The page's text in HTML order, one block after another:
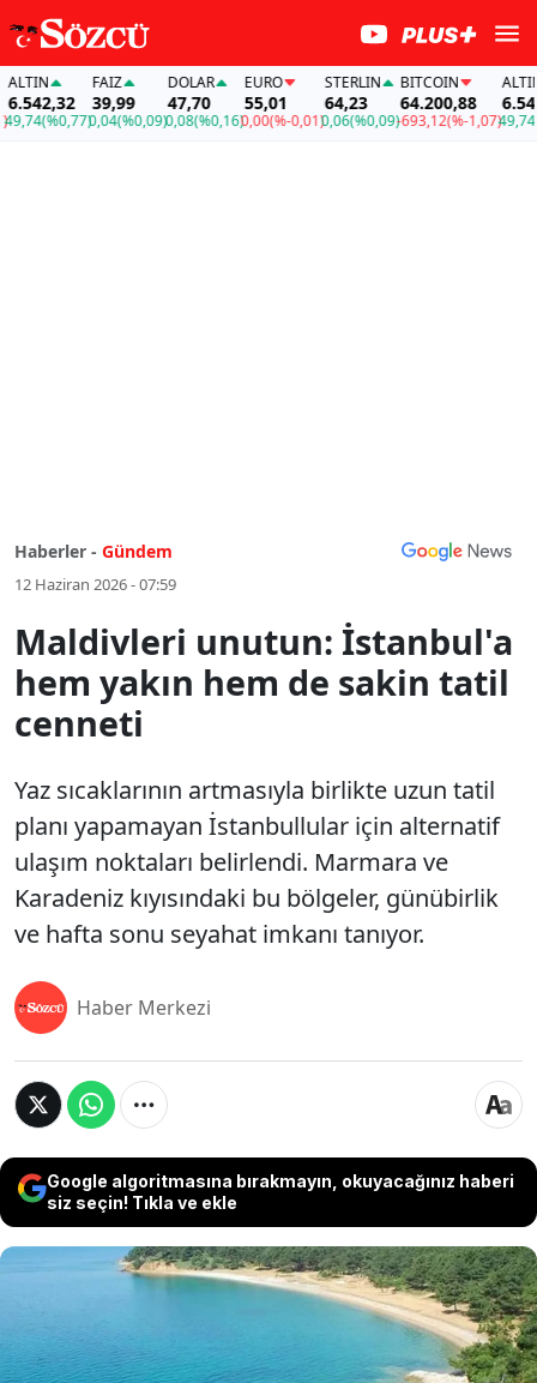
(%0,77)
FAİZ
39,99
0,04(%0,09)
DOLAR
47,70
0,08(%0,16)
EURO
55,01
0,00(%-0,01)
STERLIN
64,23
0,06(%0,09)
BITCOIN
64.200,88
-693,12(%-1,07)
ALTIN
49,74
Haberler - Gündem
12 Haziran 2026 - 07:59
Maldivleri unutun: İstanbul'a
hem yakın hem de sakin tatil
cenneti
Yaz sıcaklarının artmasıyla birlikte uzun tatil
planı yapamayan İstanbullular için alternatif
ulaşım noktaları belirlendi. Marmara ve
Karadeniz kıyısındaki bu bölgeler, günübirlik
ve hafta sonu seyahat imkanı tanıyor.
Haber Merkezi
Google algoritmasına bırakmayın, okuyacağınız haberi
siz seçin! Tıkla ve ekle
Yaz sıcaklarının artmasıyla birlikte uzun tatil
planı yapamayan İstanbullular için alternatif